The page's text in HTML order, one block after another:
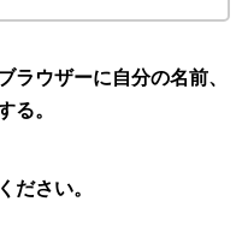
ウザーに自分の名前、
。
さい。